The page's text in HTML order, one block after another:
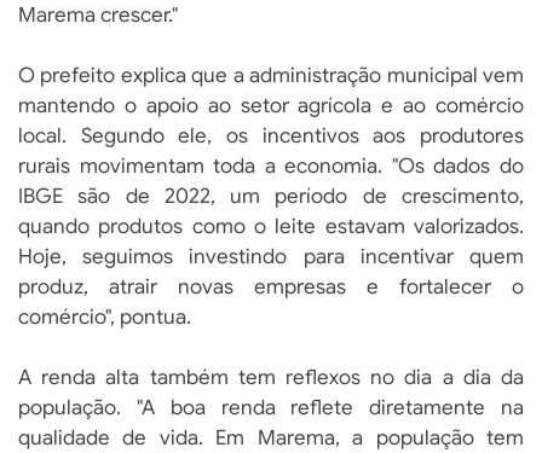
Marema crescer."
O prefeito explica que a administração municipal vem
mantendo o apoio ao setor agrícola e ao comércio
local. Segundo ele, os incentivos aos produtores
rurais movimentam toda a economia. "Os dados do
IBGE são de 2022, um período de crescimento,
quando produtos como o leite estavam valorizados.
Hoje, seguimos investindo para incentivar quem
produz, atrair novas empresas e fortalecer o
comércio", pontua.
A renda alta também tem reflexos no dia a dia da
população. "A boa renda reflete diretamente na
qualidade de vida. Em Marema, a população tem